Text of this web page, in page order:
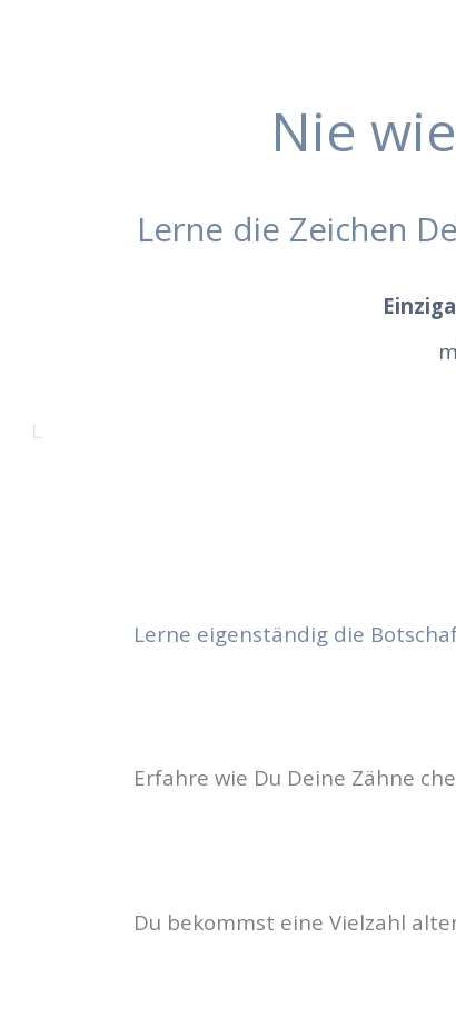
Nie
Lerne die Zeichen
L
Lerne eigenständig die
Erfahre wie Du Deine Zähne
Du bekommst eine Vielzahl